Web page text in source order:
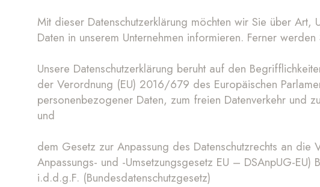
Mit dieser Datenschutzerklärung möchten wir Sie über
Daten in unserem Unternehmen informieren. Ferner
Unsere Datenschutzerklärung beruht auf den
der Verordnung (EU) 2016/679 des Europäischen
personenbezogener Daten, zum freien Datenverkehr und
und
dem Gesetz zur Anpassung des Datenschutzrechts an
Anpassungs- und -Umsetzungsgesetz EU – DSAnpUG-
i.d.d.g.F. (Bundesdatenschutzgesetz)